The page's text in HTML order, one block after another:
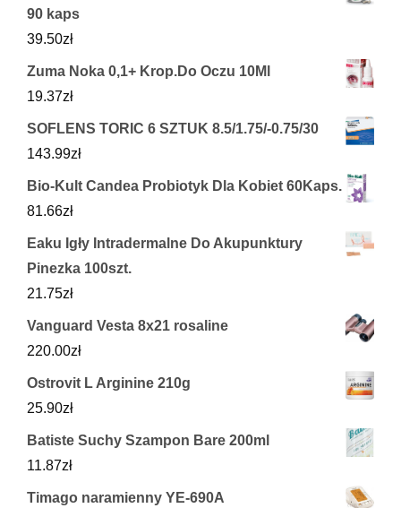
90 kaps
39.50zł
Zuma Noka 0,1+ Krop.Do Oczu 10Ml
19.37zł
SOFLENS TORIC 6 SZTUK 8.5/1.75/-0.75/30
143.99zł
Bio-Kult Candea Probiotyk Dla Kobiet 60Kaps.
81.66zł
Eaku Igły Intradermalne Do Akupunktury
Pinezka 100szt.
21.75zł
Vanguard Vesta 8x21 rosaline
220.00zł
Ostrovit L Arginine 210g
25.90zł
Batiste Suchy Szampon Bare 200ml
11.87zł
Timago naramienny YE-690A